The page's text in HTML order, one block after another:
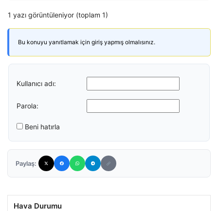
1 yazı görüntüleniyor (toplam 1)
Bu konuyu yanıtlamak için giriş yapmış olmalısınız.
Kullanıcı adı:
Parola:
Beni hatırla
Paylaş:
Hava Durumu